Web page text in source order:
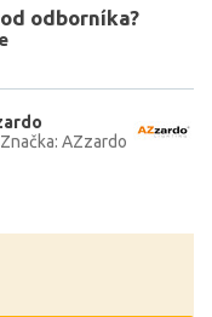
odborníka?
Značka: AZzardo